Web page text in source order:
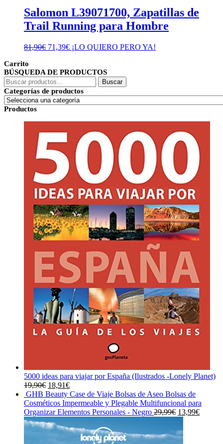
Salomon L39071700, Zapatillas de
Trail Running para Hombre
81,90€ El
era:
81,90€.
71,39€El
es:
¡LO QUIERO PERO YA!
Carrito
BÚSQUEDA DE PRODUCTOS
Buscar
por:
Buscar
Categorías de productos
Productos
5000 ideas para viajar por España (Ilustrados -Lonely Planet)
19,90€ El
precio
original
era:
19,90€.
18,91€El
precio
actual
es:
GHB Beauty Case de Viaje Bolsas de Aseo Bolsas de
Cosméticos Impermeable y Plegable Multifuncional para
Organizar Elementos Personales - Negro 29,99€ El
original
era:
13,99€El